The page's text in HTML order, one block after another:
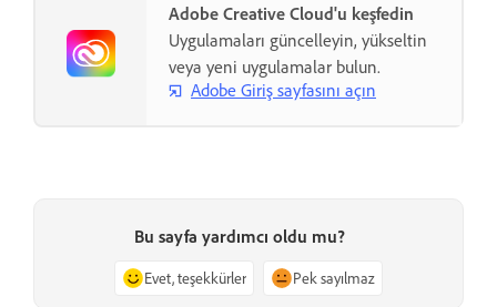
Adobe Creative Cloud'u keşfedin
Uygulamaları güncelleyin, yükseltin
veya yeni uygulamalar bulun.
Adobe Giriş sayfasını açın
Bu sayfa yardımcı oldu mu?
Evet, teşekkürler Pek sayılmaz